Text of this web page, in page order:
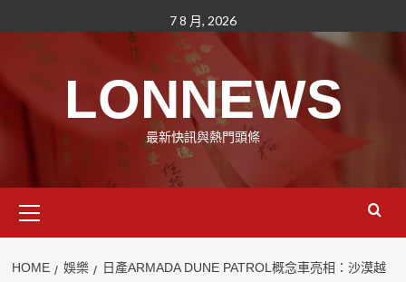
to
7 8 月, 2026
LONNEWS
最新快訊與熱門頭條
Menu
HOME 娛樂
日產ARMADA DUNE PATROL概念車亮相：沙漠越